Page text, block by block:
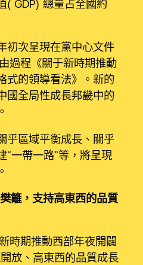
GDP）總量占全國約
初次呈現在黨中心文件
過程《關于新時期推動
式的領導看法》。新的
國全局性成長邦畿中的
乎區域平衡成長、關乎
“一帶一路”等，將呈現
籬，支持高東西的品質
時期推動西部年夜開闢
放、高東西的品質成長